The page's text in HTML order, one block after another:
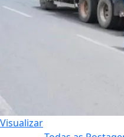
Visualizar